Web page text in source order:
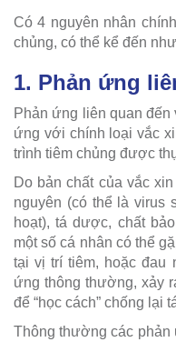
Có 4 nguyên nhân
chủng, có thể kể đến
1. Phản ứng
Phản ứng liên quan
ứng với chính loại vắc
trình tiêm chủng được
Do bản chất của vắc
nguyên (có thể là virus
hoạt), tá dược, chất
một số cá nhân có thể
tại vị trí tiêm, hoặc đau
ứng thông thường, xảy
để “học cách” chống lại
Thông thường các phản